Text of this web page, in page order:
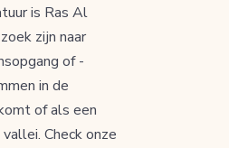
is Ras Al
zijn naar
of -
in de
of als een
Check onze